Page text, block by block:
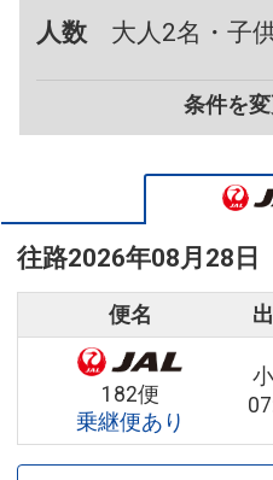
人数
大人2名・子
条件を
往路2026年08月28日
便名
182便
乗継便あり